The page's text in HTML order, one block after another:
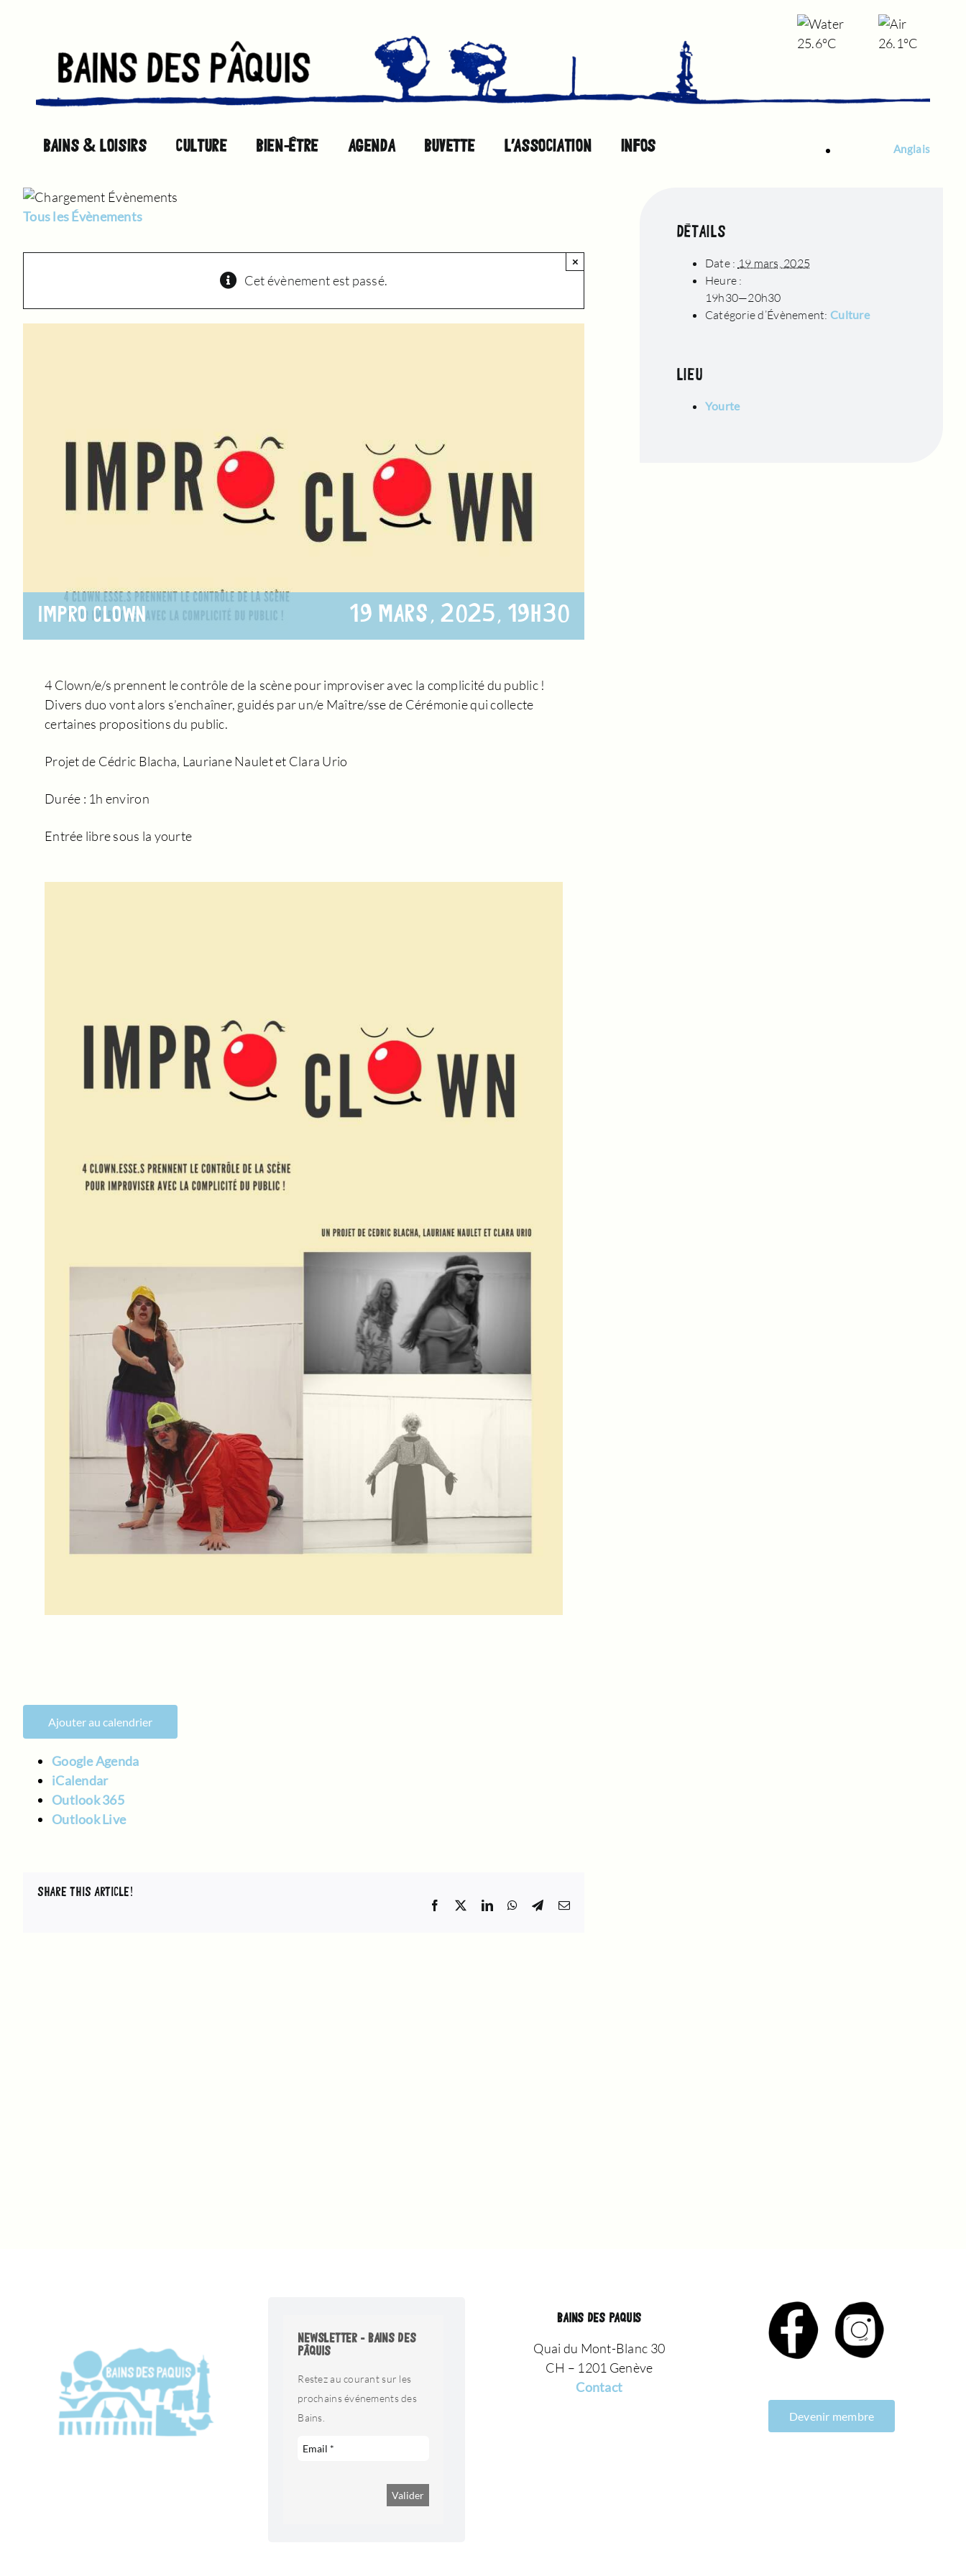
25.6°C 26.1°C
BAINS & LOISIRS CULTURE BIEN-ÊTRE AGENDA BUVETTE L’ASSOCIATION INFOS Anglais
Tous les Évènements
Cet évènement est passé.
×
IMPRO CLOWN 19 MARS, 2025, 19H30
4 Clown/e/s prennent le contrôle de la scène pour improviser avec la complicité du public !
Divers duo vont alors s’enchaîner, guidés par un/e Maître/sse de Cérémonie qui collecte
certaines propositions du public.
Projet de Cédric Blacha, Lauriane Naulet et Clara Urio
Durée : 1h environ
Entrée libre sous la yourte
Ajouter au calendrier
Google Agenda
iCalendar
Outlook 365
Outlook Live
SHARE THIS ARTICLE!
Facebook LinkedInWhatsApp
TelegramEmail
DÉTAILS
Date : 19 mars, 2025
Heure :
19h30—20h30
Catégorie d’Évènement: Culture
LIEU
Yourte
NEWSLETTER - BAINS DES
PÂQUIS
Restez au courant sur les
prochains événements des
Bains.
BAINS DES PAQUIS
Quai du Mont-Blanc 30
CH – 1201 Genève
Contact
Devenir membre